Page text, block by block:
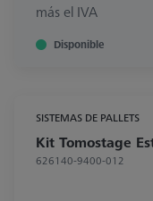
más el IVA
Disponible
SISTEMAS DE PALLETS
Kit Tomostage
626140-9400-012